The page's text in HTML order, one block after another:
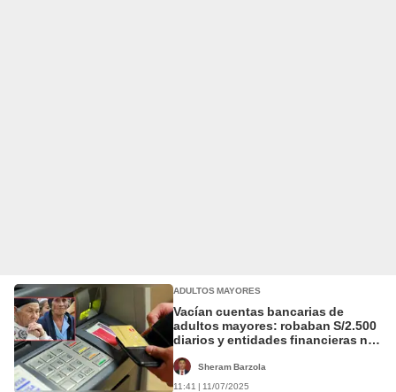
ADULTOS MAYORES
Vacían cuentas bancarias de
adultos mayores: robaban S/2.500
diarios y entidades financieras no
Sheram Barzola
11:41 | 11/07/2025